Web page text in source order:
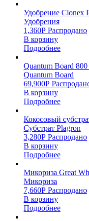
Удобрение Clonex
Удобрения
1,360Р Распродано
В корзину
Подробнее
Quantum Board
Quantum Board
69,900Р
В корзину
Подробнее
Кокосовый
Субстрат Plagron
3,280Р Распродано
В корзину
Подробнее
Микориза Great
Микориза
7,660Р Распродано
В корзину
Подробнее